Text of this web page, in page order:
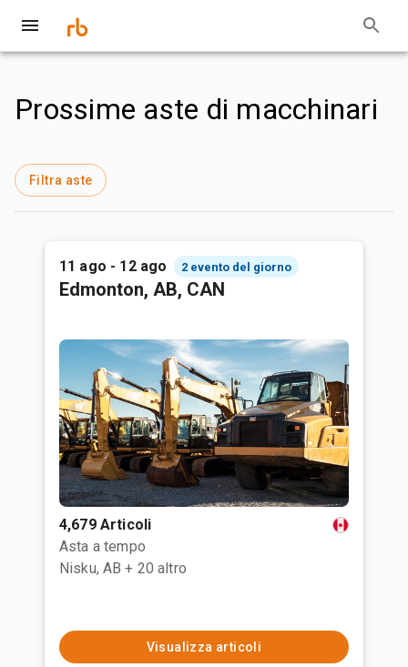
Prossime aste di macchinari
Filtra aste
11 ago - 12 ago 2 evento del giorno
Edmonton, AB, CAN
4,679 Articoli
Asta a tempo
Nisku, AB + 20 altro
Visualizza articoli